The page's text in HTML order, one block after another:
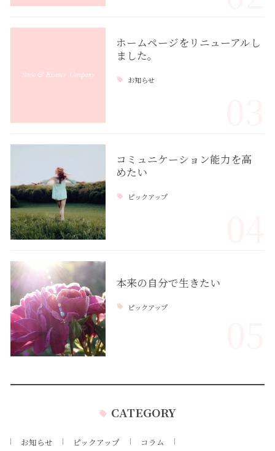
ホームページをリニューアルし
ました。
お知らせ
コミュニケーション能力を高
めたい
ピックアップ
本来の自分で生きたい
ピックアップ
CATEGORY
お知らせ ピックアップ コラム